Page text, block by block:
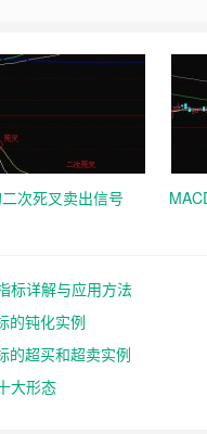
次死叉卖出信号
标详解与应用方法
的钝化实例
的超买和超卖实例
大形态